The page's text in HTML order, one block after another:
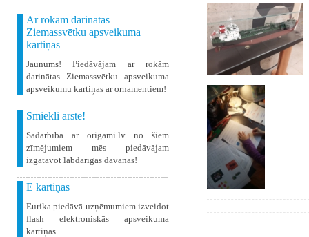
Ar rokām darinātas
Ziemassvētku apsveikuma
kartiņas
Jaunums! Piedāvājam ar rokām
darinātas Ziemassvētku apsveikuma
apsveikumu kartiņas ar ornamentiem!
Smiekli ārstē!
Sadarbībā ar origami.lv no šiem
zīmējumiem mēs piedāvājam
izgatavot labdarīgas dāvanas!
E kartiņas
Eurika piedāvā uzņēmumiem izveidot
flash elektroniskās apsveikuma
kartiņas